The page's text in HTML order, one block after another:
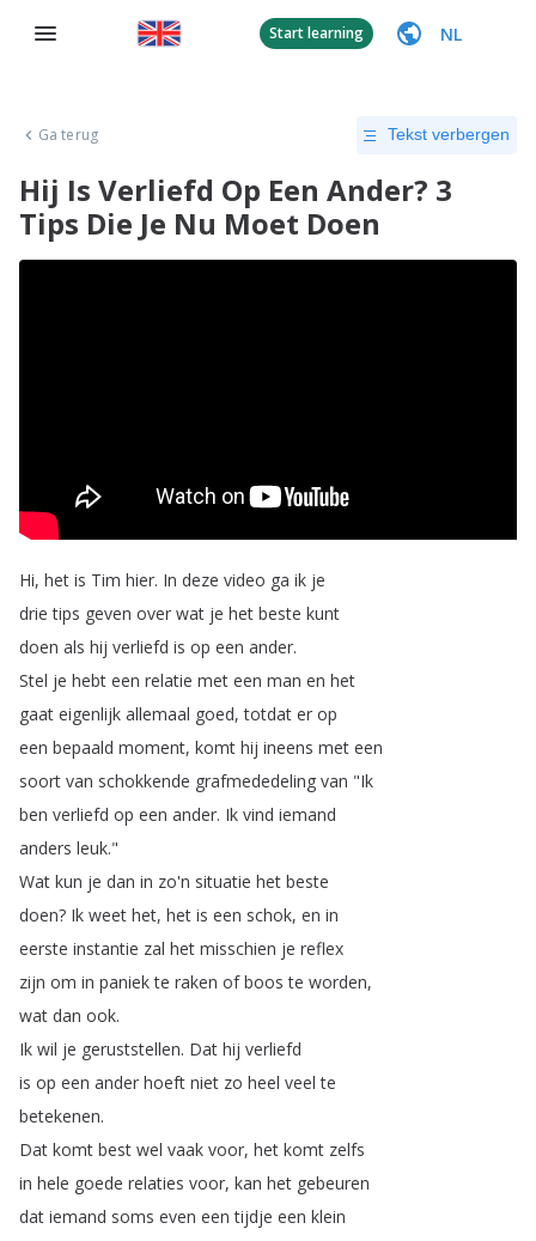
Start learning NL
Ga terug Tekst verbergen
Hij Is Verliefd Op Een Ander? 3
Tips Die Je Nu Moet Doen
Hi, het is Tim hier. In deze video ga ik je
drie tips geven over wat je het beste kunt
doen als hij verliefd is op een ander.
Stel je hebt een relatie met een man en het
gaat eigenlijk allemaal goed,totdat er op
een bepaald moment, komt hij ineens met een
soort van schokkende grafmededeling van "Ik
ben verliefd op een ander. Ik vind iemand
anders leuk."
Wat kun je dan in zo'n situatie het beste
doen? Ik weet het, het is een schok, en in
eerste instantie zal het misschien je reflex
zijn om in paniek te raken of boos te worden,
wat dan ook.
Ik wil je geruststellen. Dat hij verliefd
is op een ander hoeft niet zo heel veel te
betekenen.
Dat komt best wel vaak voor, het komt zelfs
in hele goede relaties voor, kan het gebeuren
dat iemand soms even een tijdje een klein